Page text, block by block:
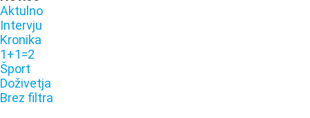
Aktulno
Intervju
Kronika
1+1=2
Šport
Doživetja
Brez filtra